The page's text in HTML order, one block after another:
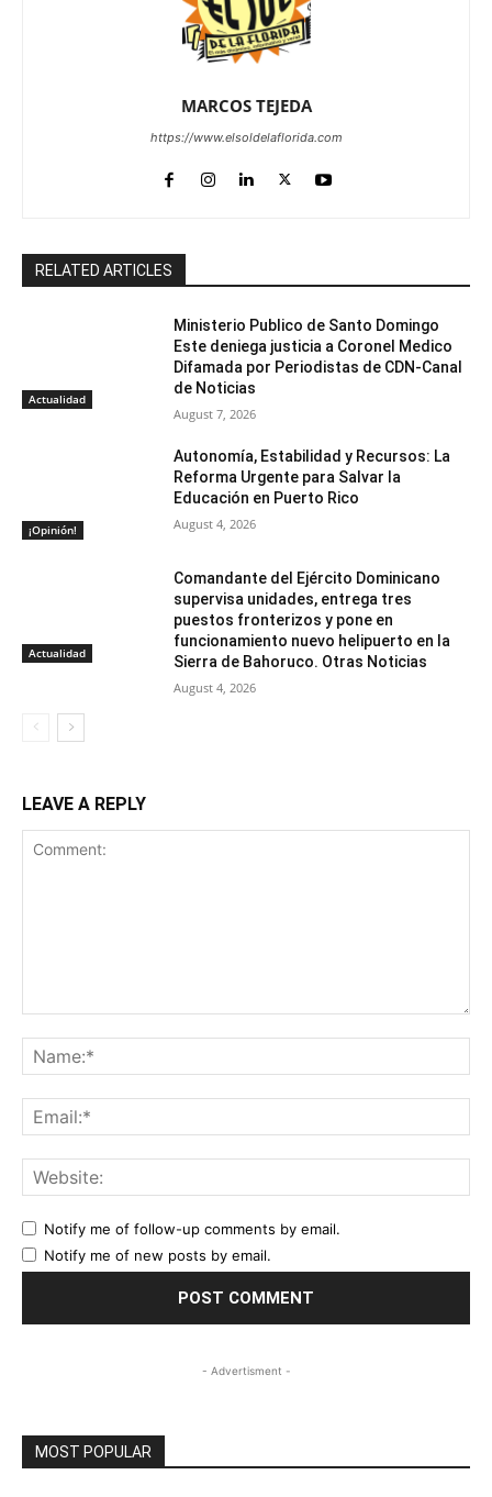
MARCOS TEJEDA
https://www.elsoldelaflorida.com
RELATED ARTICLES
Actualidad
Ministerio Publico de Santo Domingo
Este deniega justicia a Coronel Medico
Difamada por Periodistas de CDN-Canal
de Noticias
August 7, 2026
¡Opinión!
Autonomía, Estabilidad y Recursos: La
Reforma Urgente para Salvar la
Educación en Puerto Rico
August 4, 2026
Actualidad
Comandante del Ejército Dominicano
supervisa unidades, entrega tres
puestos fronterizos y pone en
funcionamiento nuevo helipuerto en la
Sierra de Bahoruco. Otras Noticias
August 4, 2026
LEAVE A REPLY
Notify me of follow-up comments by email.
Notify me of new posts by email.
- Advertisment -
MOST POPULAR